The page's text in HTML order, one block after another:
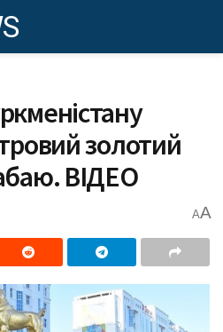
золотий
ВІДЕО
AA